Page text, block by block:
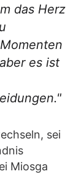
das Herz
es ist
sei
Miosga